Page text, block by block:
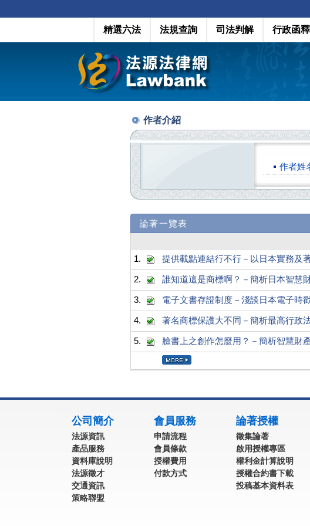
精選六法 法規查詢 司法判解 行政函釋
作者介紹
作者姓
論著一覽表
1.
提供載點連結行不行－以日本實務及
2. 誰知道這是商標啊？－簡析日本智慧
3. 電子文書存證制度－淺談日本電子時
4. 著名商標保護大不同－簡析最高行政
5. 臉書上之創作怎麼用？－簡析智慧財
公司簡介
法源資訊
產品服務
資料庫說明
法源徵才
交通資訊
策略聯盟
會員服務
申請流程
會員條款
授權費用
付款方式
論著授權
徵集論著
啟用授權專區
權利金計算說明
授權合約書下載
投稿基本資料表